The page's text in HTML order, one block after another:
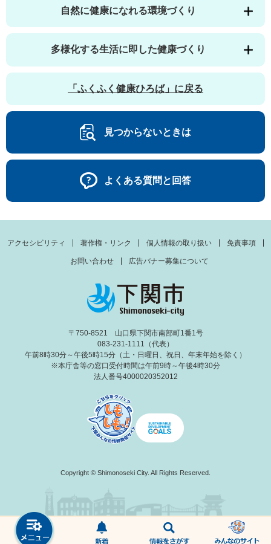
自然に健康になれる環境づくり
多様化する生活に即した健康づくり
「ふくふく健康ひろば」に戻る
見つからないときは
よくある質問と回答
アクセシビリティ 著作権・リンク 個人情報の取り扱い 免責事項
お問い合わせ 広告バナー募集について
〒750-8521 山口県下関市南部町1番1号
083-231-1111（代表）
午前8時30分～午後5時15分（土・日曜日、祝日、年末年始を除く）
※本庁舎等の窓口受付時間は午前9時～午後4時30分
法人番号4000020352012
Copyright © Shimonoseki City. All Rights Reserved.